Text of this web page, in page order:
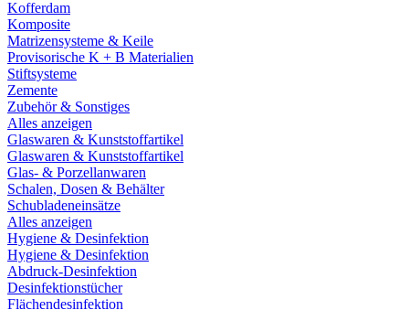
Kofferdam
Komposite
Matrizensysteme & Keile
Provisorische K + B Materialien
Stiftsysteme
Zemente
Zubehör & Sonstiges
Alles anzeigen
Glaswaren & Kunststoffartikel
Glaswaren & Kunststoffartikel
Glas- & Porzellanwaren
Schalen, Dosen & Behälter
Schubladeneinsätze
Alles anzeigen
Hygiene & Desinfektion
Hygiene & Desinfektion
Abdruck-Desinfektion
Desinfektionstücher
Flächendesinfektion